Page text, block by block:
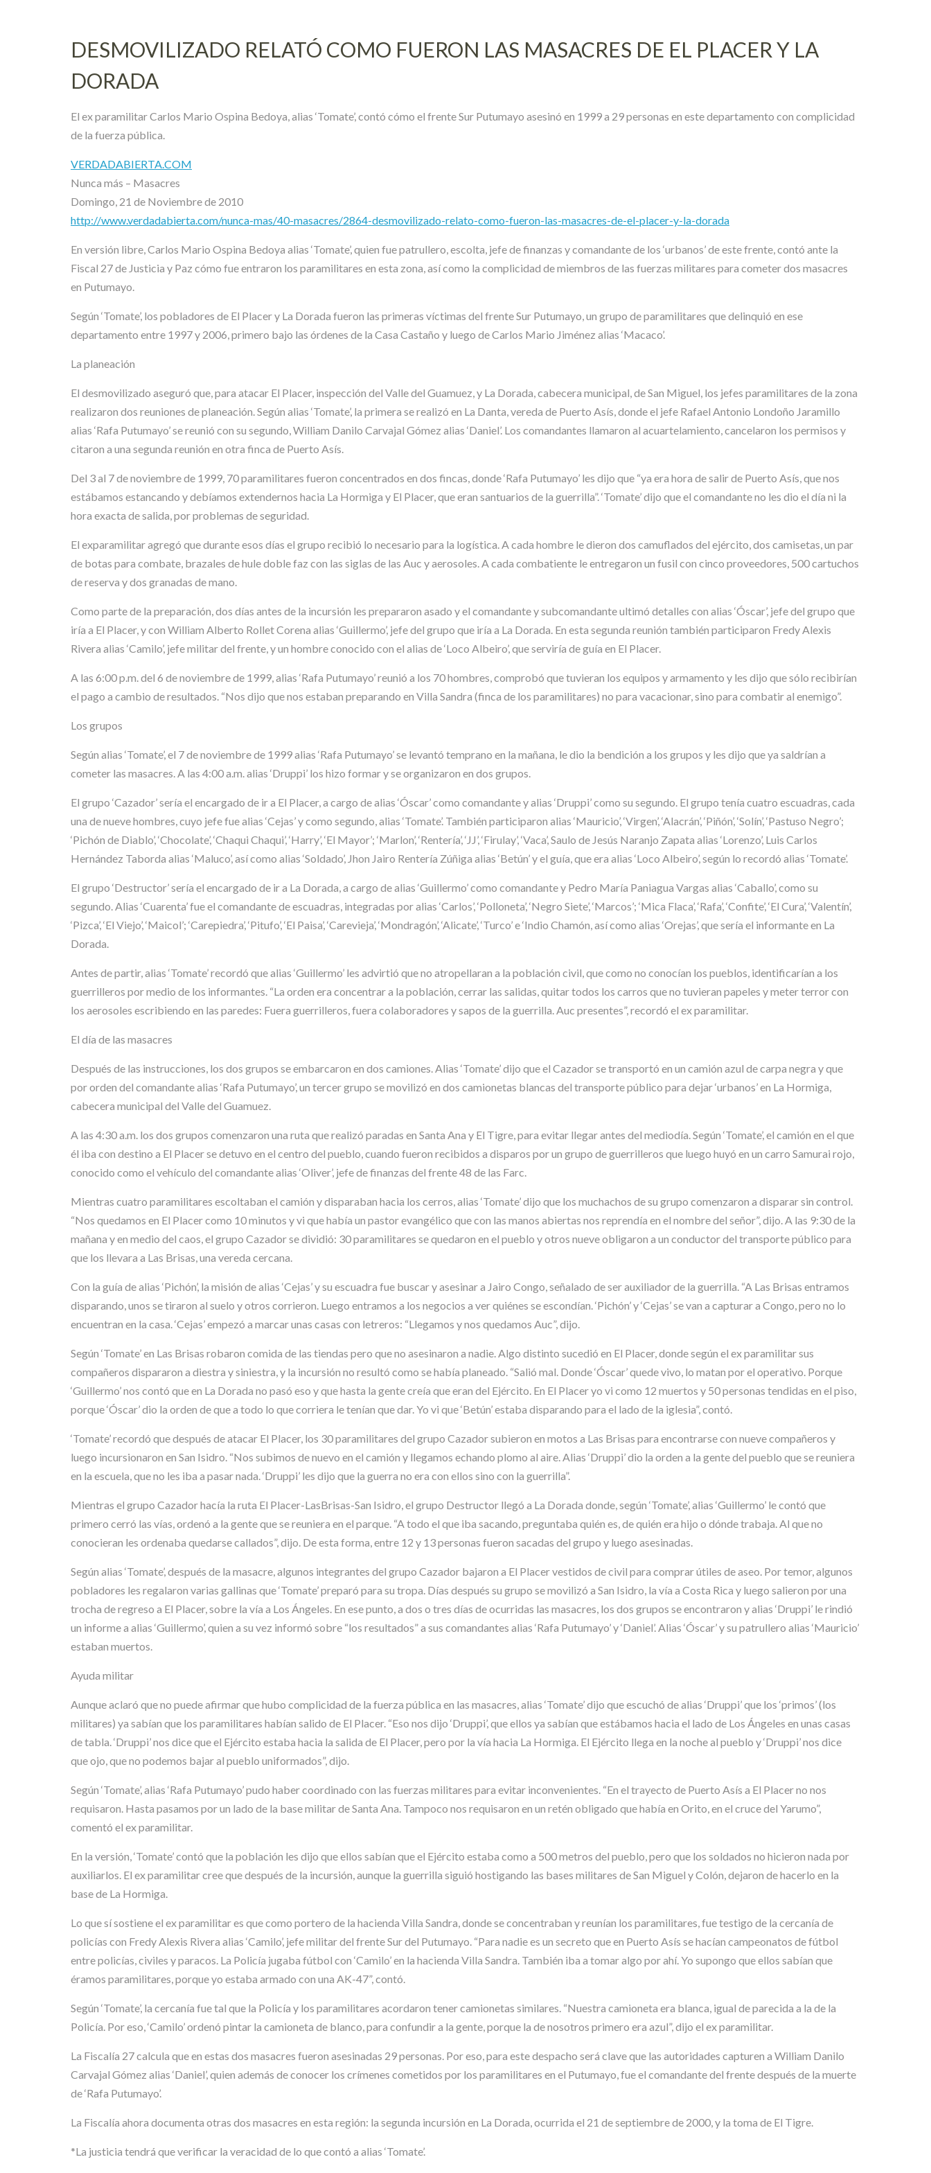
DESMOVILIZADO RELATÓ COMO FUERON LAS MASACRES DE EL PLACER Y LA
DORADA
El ex paramilitar Carlos Mario Ospina Bedoya, alias ‘Tomate’, contó cómo el frente Sur Putumayo asesinó en 1999 a 29 personas en este departamento con complicidad
de la fuerza pública.
VERDADABIERTA.COM
Nunca más – Masacres
Domingo, 21 de Noviembre de 2010
http://www.verdadabierta.com/nunca-mas/40-masacres/2864-desmovilizado-relato-como-fueron-las-masacres-de-el-placer-y-la-dorada
En versión libre, Carlos Mario Ospina Bedoya alias ‘Tomate’, quien fue patrullero, escolta, jefe de finanzas y comandante de los ‘urbanos’ de este frente, contó ante la
Fiscal 27 de Justicia y Paz cómo fue entraron los paramilitares en esta zona, así como la complicidad de miembros de las fuerzas militares para cometer dos masacres
en Putumayo.
Según ‘Tomate’, los pobladores de El Placer y La Dorada fueron las primeras víctimas del frente Sur Putumayo, un grupo de paramilitares que delinquió en ese
departamento entre 1997 y 2006, primero bajo las órdenes de la Casa Castaño y luego de Carlos Mario Jiménez alias ‘Macaco’.
La planeación
El desmovilizado aseguró que, para atacar El Placer, inspección del Valle del Guamuez, y La Dorada, cabecera municipal, de San Miguel, los jefes paramilitares de la zona
realizaron dos reuniones de planeación. Según alias ‘Tomate’, la primera se realizó en La Danta, vereda de Puerto Asís, donde el jefe Rafael Antonio Londoño Jaramillo
alias ‘Rafa Putumayo’ se reunió con su segundo, William Danilo Carvajal Gómez alias ‘Daniel’. Los comandantes llamaron al acuartelamiento, cancelaron los permisos y
citaron a una segunda reunión en otra finca de Puerto Asís.
Del 3 al 7 de noviembre de 1999, 70 paramilitares fueron concentrados en dos fincas, donde ‘Rafa Putumayo’ les dijo que “ya era hora de salir de Puerto Asís, que nos
estábamos estancando y debíamos extendernos hacia La Hormiga y El Placer, que eran santuarios de la guerrilla”. ‘Tomate’ dijo que el comandante no les dio el día ni la
hora exacta de salida, por problemas de seguridad.
El exparamilitar agregó que durante esos días el grupo recibió lo necesario para la logística. A cada hombre le dieron dos camuflados del ejército, dos camisetas, un par
de botas para combate, brazales de hule doble faz con las siglas de las Auc y aerosoles. A cada combatiente le entregaron un fusil con cinco proveedores, 500 cartuchos
de reserva y dos granadas de mano.
Como parte de la preparación, dos días antes de la incursión les prepararon asado y el comandante y subcomandante ultimó detalles con alias ‘Óscar’, jefe del grupo que
iría a El Placer, y con William Alberto Rollet Corena alias ‘Guillermo’, jefe del grupo que iría a La Dorada. En esta segunda reunión también participaron Fredy Alexis
Rivera alias ‘Camilo’, jefe militar del frente, y un hombre conocido con el alias de ‘Loco Albeiro’, que serviría de guía en El Placer.
A las 6:00 p.m. del 6 de noviembre de 1999, alias ‘Rafa Putumayo’ reunió a los 70 hombres, comprobó que tuvieran los equipos y armamento y les dijo que sólo recibirían
el pago a cambio de resultados. “Nos dijo que nos estaban preparando en Villa Sandra (finca de los paramilitares) no para vacacionar, sino para combatir al enemigo”.
Los grupos
Según alias ‘Tomate’, el 7 de noviembre de 1999 alias ‘Rafa Putumayo’ se levantó temprano en la mañana, le dio la bendición a los grupos y les dijo que ya saldrían a
cometer las masacres. A las 4:00 a.m. alias ‘Druppi’ los hizo formar y se organizaron en dos grupos.
El grupo ‘Cazador’ sería el encargado de ir a El Placer, a cargo de alias ‘Óscar’ como comandante y alias ‘Druppi’ como su segundo. El grupo tenía cuatro escuadras, cada
una de nueve hombres, cuyo jefe fue alias ‘Cejas’ y como segundo, alias ‘Tomate’. También participaron alias ‘Mauricio’, ‘Virgen’, ‘Alacrán’, ‘Piñón’, ‘Solín’, ‘Pastuso Negro’;
‘Pichón de Diablo’, ‘Chocolate’, ‘Chaqui Chaqui’, ‘Harry’, ‘El Mayor’; ‘Marlon’, ‘Rentería’, ‘JJ’, ‘Firulay’, ‘Vaca’, Saulo de Jesús Naranjo Zapata alias ‘Lorenzo’, Luis Carlos
Hernández Taborda alias ‘Maluco’, así como alias ‘Soldado’, Jhon Jairo Rentería Zúñiga alias ‘Betún’ y el guía, que era alias ‘Loco Albeiro’, según lo recordó alias ‘Tomate’.
El grupo ‘Destructor’ sería el encargado de ir a La Dorada, a cargo de alias ‘Guillermo’ como comandante y Pedro María Paniagua Vargas alias ‘Caballo’, como su
segundo. Alias ‘Cuarenta’ fue el comandante de escuadras, integradas por alias ‘Carlos’, ‘Polloneta’, ‘Negro Siete’, ‘Marcos’; ‘Mica Flaca’, ‘Rafa’, ‘Confite’, ‘El Cura’, ‘Valentín’,
‘Pizca’, ‘El Viejo’, ‘Maicol’; ‘Carepiedra’, ‘Pitufo’, ‘El Paisa’, ‘Carevieja’, ‘Mondragón’, ‘Alicate’, ‘Turco’ e ‘Indio Chamón, así como alias ‘Orejas’, que sería el informante en La
Dorada.
Antes de partir, alias ‘Tomate’ recordó que alias ‘Guillermo’ les advirtió que no atropellaran a la población civil, que como no conocían los pueblos, identificarían a los
guerrilleros por medio de los informantes. “La orden era concentrar a la población, cerrar las salidas, quitar todos los carros que no tuvieran papeles y meter terror con
los aerosoles escribiendo en las paredes: Fuera guerrilleros, fuera colaboradores y sapos de la guerrilla. Auc presentes”, recordó el ex paramilitar.
El día de las masacres
Después de las instrucciones, los dos grupos se embarcaron en dos camiones. Alias ‘Tomate’ dijo que el Cazador se transportó en un camión azul de carpa negra y que
por orden del comandante alias ‘Rafa Putumayo’, un tercer grupo se movilizó en dos camionetas blancas del transporte público para dejar ‘urbanos’ en La Hormiga,
cabecera municipal del Valle del Guamuez.
A las 4:30 a.m. los dos grupos comenzaron una ruta que realizó paradas en Santa Ana y El Tigre, para evitar llegar antes del mediodía. Según ‘Tomate’, el camión en el que
él iba con destino a El Placer se detuvo en el centro del pueblo, cuando fueron recibidos a disparos por un grupo de guerrilleros que luego huyó en un carro Samurai rojo,
conocido como el vehículo del comandante alias ‘Oliver’, jefe de finanzas del frente 48 de las Farc.
Mientras cuatro paramilitares escoltaban el camión y disparaban hacia los cerros, alias ‘Tomate’ dijo que los muchachos de su grupo comenzaron a disparar sin control.
“Nos quedamos en El Placer como 10 minutos y vi que había un pastor evangélico que con las manos abiertas nos reprendía en el nombre del señor”, dijo. A las 9:30 de la
mañana y en medio del caos, el grupo Cazador se dividió: 30 paramilitares se quedaron en el pueblo y otros nueve obligaron a un conductor del transporte público para
que los llevara a Las Brisas, una vereda cercana.
Con la guía de alias ‘Pichón’, la misión de alias ‘Cejas’ y su escuadra fue buscar y asesinar a Jairo Congo, señalado de ser auxiliador de la guerrilla. “A Las Brisas entramos
disparando, unos se tiraron al suelo y otros corrieron. Luego entramos a los negocios a ver quiénes se escondían. ‘Pichón’ y ‘Cejas’ se van a capturar a Congo, pero no lo
encuentran en la casa. ‘Cejas’ empezó a marcar unas casas con letreros: “Llegamos y nos quedamos Auc”, dijo.
Según ‘Tomate’ en Las Brisas robaron comida de las tiendas pero que no asesinaron a nadie. Algo distinto sucedió en El Placer, donde según el ex paramilitar sus
compañeros dispararon a diestra y siniestra, y la incursión no resultó como se había planeado. “Salió mal. Donde ‘Óscar’ quede vivo, lo matan por el operativo. Porque
‘Guillermo’ nos contó que en La Dorada no pasó eso y que hasta la gente creía que eran del Ejército. En El Placer yo vi como 12 muertos y 50 personas tendidas en el piso,
porque ‘Óscar’ dio la orden de que a todo lo que corriera le tenían que dar. Yo vi que ‘Betún’ estaba disparando para el lado de la iglesia”, contó.
‘Tomate’ recordó que después de atacar El Placer, los 30 paramilitares del grupo Cazador subieron en motos a Las Brisas para encontrarse con nueve compañeros y
luego incursionaron en San Isidro. “Nos subimos de nuevo en el camión y llegamos echando plomo al aire. Alias ‘Druppi’ dio la orden a la gente del pueblo que se reuniera
en la escuela, que no les iba a pasar nada. ‘Druppi’ les dijo que la guerra no era con ellos sino con la guerrilla”.
Mientras el grupo Cazador hacía la ruta El Placer-LasBrisas-San Isidro, el grupo Destructor llegó a La Dorada donde, según ‘Tomate’, alias ‘Guillermo’ le contó que
primero cerró las vías, ordenó a la gente que se reuniera en el parque. “A todo el que iba sacando, preguntaba quién es, de quién era hijo o dónde trabaja. Al que no
conocieran les ordenaba quedarse callados”, dijo. De esta forma, entre 12 y 13 personas fueron sacadas del grupo y luego asesinadas.
Según alias ‘Tomate’, después de la masacre, algunos integrantes del grupo Cazador bajaron a El Placer vestidos de civil para comprar útiles de aseo. Por temor, algunos
pobladores les regalaron varias gallinas que ‘Tomate’ preparó para su tropa. Días después su grupo se movilizó a San Isidro, la vía a Costa Rica y luego salieron por una
trocha de regreso a El Placer, sobre la vía a Los Ángeles. En ese punto, a dos o tres días de ocurridas las masacres, los dos grupos se encontraron y alias ‘Druppi’ le rindió
un informe a alias ‘Guillermo’, quien a su vez informó sobre “los resultados” a sus comandantes alias ‘Rafa Putumayo’ y ‘Daniel’. Alias ‘Óscar’ y su patrullero alias ‘Mauricio’
estaban muertos.
Ayuda militar
Aunque aclaró que no puede afirmar que hubo complicidad de la fuerza pública en las masacres, alias ‘Tomate’ dijo que escuchó de alias ‘Druppi’ que los ‘primos’ (los
militares) ya sabían que los paramilitares habían salido de El Placer. “Eso nos dijo ‘Druppi’, que ellos ya sabían que estábamos hacia el lado de Los Ángeles en unas casas
de tabla. ‘Druppi’ nos dice que el Ejército estaba hacia la salida de El Placer, pero por la vía hacia La Hormiga. El Ejército llega en la noche al pueblo y ‘Druppi’ nos dice
que ojo, que no podemos bajar al pueblo uniformados”, dijo.
Según ‘Tomate’, alias ‘Rafa Putumayo’ pudo haber coordinado con las fuerzas militares para evitar inconvenientes. “En el trayecto de Puerto Asís a El Placer no nos
requisaron. Hasta pasamos por un lado de la base militar de Santa Ana. Tampoco nos requisaron en un retén obligado que había en Orito, en el cruce del Yarumo”,
comentó el ex paramilitar.
En la versión, ‘Tomate’ contó que la población les dijo que ellos sabían que el Ejército estaba como a 500 metros del pueblo, pero que los soldados no hicieron nada por
auxiliarlos. El ex paramilitar cree que después de la incursión, aunque la guerrilla siguió hostigando las bases militares de San Miguel y Colón, dejaron de hacerlo en la
base de La Hormiga.
Lo que sí sostiene el ex paramilitar es que como portero de la hacienda Villa Sandra, donde se concentraban y reunían los paramilitares, fue testigo de la cercanía de
policías con Fredy Alexis Rivera alias ‘Camilo’, jefe militar del frente Sur del Putumayo. “Para nadie es un secreto que en Puerto Asís se hacían campeonatos de fútbol
entre policías, civiles y paracos. La Policía jugaba fútbol con ‘Camilo’ en la hacienda Villa Sandra. También iba a tomar algo por ahí. Yo supongo que ellos sabían que
éramos paramilitares, porque yo estaba armado con una AK-47”, contó.
Según ‘Tomate’, la cercanía fue tal que la Policía y los paramilitares acordaron tener camionetas similares. “Nuestra camioneta era blanca, igual de parecida a la de la
Policía. Por eso, ‘Camilo’ ordenó pintar la camioneta de blanco, para confundir a la gente, porque la de nosotros primero era azul”, dijo el ex paramilitar.
La Fiscalía 27 calcula que en estas dos masacres fueron asesinadas 29 personas. Por eso, para este despacho será clave que las autoridades capturen a William Danilo
Carvajal Gómez alias ‘Daniel’, quien además de conocer los crímenes cometidos por los paramilitares en el Putumayo, fue el comandante del frente después de la muerte
de ‘Rafa Putumayo’.
La Fiscalía ahora documenta otras dos masacres en esta región: la segunda incursión en La Dorada, ocurrida el 21 de septiembre de 2000, y la toma de El Tigre.
*La justicia tendrá que verificar la veracidad de lo que contó a alias ‘Tomate’.